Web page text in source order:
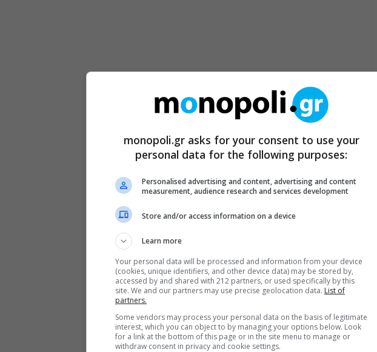
monopoli.gr asks for your consent to use your
personal data for the following purposes:
Personalised advertising and content, advertising and content
measurement, audience research and services development
Store and/or access information on a device
Learn more
Your personal data will be processed and information from your device
(cookies, unique identifiers, and other device data) may be stored by,
accessed by and shared with 212 partners, or used specifically by this
site. We and our partners may use precise geolocation data. List of
partners.
Some vendors may process your personal data on the basis of legitimate
interest, which you can object to by managing your options below. Look
for a link at the bottom of this page or in the site menu to manage or
withdraw consent in privacy and cookie settings.